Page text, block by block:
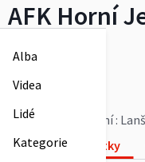
Alba
Videa
Lidé
Kategorie
AFK Horní
2:5
Zdeněk Vacek
AFK Horní Jelení :
Fotky